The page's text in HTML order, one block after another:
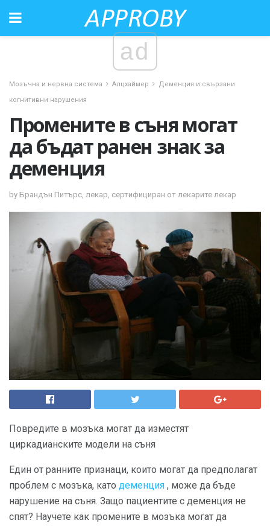
ad
Мозъчна и нервна система Алцхаймер
Деменция и свързани
когнитивни нарушения
Промените в съня могат
да бъдат ранен знак за
деменция
by Брандън Питърс, лекар, сертифициран от лекарите лекар
Повредите в мозъка могат да изместят
циркадианските модели на съня
Един от ранните признаци, които могат да предполагат
проблем с мозъка, като деменция , може да бъде
нарушение на съня. Защо пациентите с деменция не
спят? Научете как промените в мозъка могат да